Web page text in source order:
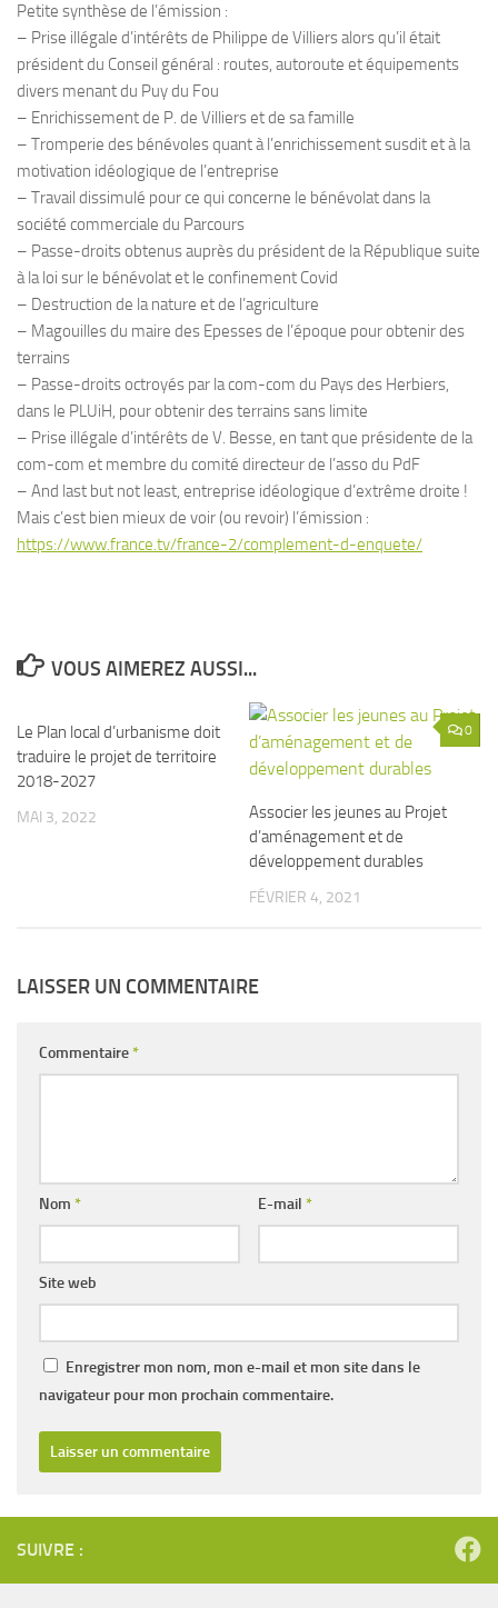
Petite synthèse de l’émission :
– Prise illégale d’intérêts de Philippe de Villiers alors qu’il était
président du Conseil général : routes, autoroute et équipements
divers menant du Puy du Fou
– Enrichissement de P. de Villiers et de sa famille
– Tromperie des bénévoles quant à l’enrichissement susdit et à la
motivation idéologique de l’entreprise
– Travail dissimulé pour ce qui concerne le bénévolat dans la
société commerciale du Parcours
– Passe-droits obtenus auprès du président de la République suite
à la loi sur le bénévolat et le confinement Covid
– Destruction de la nature et de l’agriculture
– Magouilles du maire des Epesses de l’époque pour obtenir des
terrains
– Passe-droits octroyés par la com-com du Pays des Herbiers,
dans le PLUiH, pour obtenir des terrains sans limite
– Prise illégale d’intérêts de V. Besse, en tant que présidente de la
com-com et membre du comité directeur de l’asso du PdF
– And last but not least, entreprise idéologique d’extrême droite !
Mais c’est bien mieux de voir (ou revoir) l’émission :
https://www.france.tv/france-2/complement-d-enquete/
VOUS AIMEREZ AUSSI...
Le Plan local d’urbanisme doit
traduire le projet de territoire
2018-2027
MAI 3, 2022
0
Associer les jeunes au Projet
d’aménagement et de
développement durables
FÉVRIER 4, 2021
LAISSER UN COMMENTAIRE
Commentaire*
Nom * E-mail *
Site web
Enregistrer mon nom, mon e-mail et mon site dans le
navigateur pour mon prochain commentaire.
SUIVRE :